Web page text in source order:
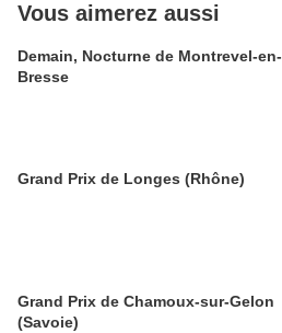
Vous aimerez aussi
Demain, Nocturne de Montrevel-en-
Bresse
Grand Prix de Longes (Rhône)
Grand Prix de Chamoux-sur-Gelon
(Savoie)